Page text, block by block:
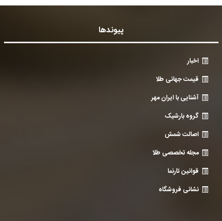
پیوندها
اخبار
قیمت جهانی طلا
آشنایی با ایران مهر
گروه بارشیک
اصالت شمش
مجله تخصصی طلا
قوانین تارنما
نشانی فروشگاه